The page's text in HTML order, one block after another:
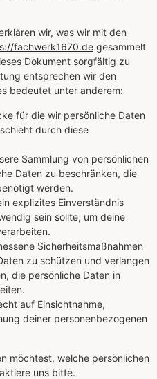
wir, was wir mit den
fachwerk1670.de gesammelt
Dokument sorgfältig zu
entsprechen wir den
bedeutet unter anderem:
für die wir persönliche Daten
durch diese
Sammlung von persönlichen
Daten zu beschränken, die
werden.
explizites Einverständnis
sein sollte, um deine
Sicherheitsmaßnahmen
zu schützen und verlangen
die persönliche Daten in
auf Einsichtnahme,
deiner personenbezogenen
möchtest, welche persönlichen
uns bitte.